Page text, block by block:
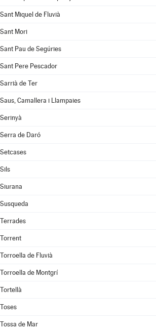
Sant Miquel de Fluvià
Sant Mori
Sant Pau de Segúries
Sant Pere Pescador
Sarrià de Ter
Saus, Camallera i Llampaies
Serinyà
Serra de Daró
Setcases
Sils
Siurana
Susqueda
Terrades
Torrent
Torroella de Fluvià
Torroella de Montgrí
Tortellà
Toses
Tossa de Mar